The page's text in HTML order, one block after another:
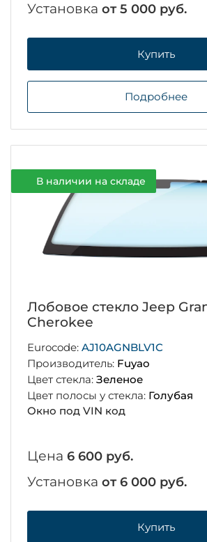
Установка от 5 000 руб.
Купить
Подробнее
В наличии на складе
Лобовое стекло Jeep
Cherokee
Eurocode: AJ10AGNBLV1C
Производитель: Fuyao
Цвет стекла: Зеленое
Цвет полосы у стекла: Голубая
Окно под VIN код
Цена 6 600 руб.
Установка от 6 000 руб.
Купить